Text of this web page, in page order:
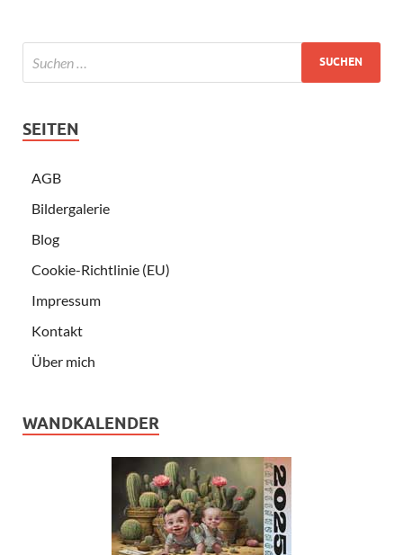
SEITEN
AGB
Bildergalerie
Blog
Cookie-Richtlinie (EU)
Impressum
Kontakt
Über mich
WANDKALENDER